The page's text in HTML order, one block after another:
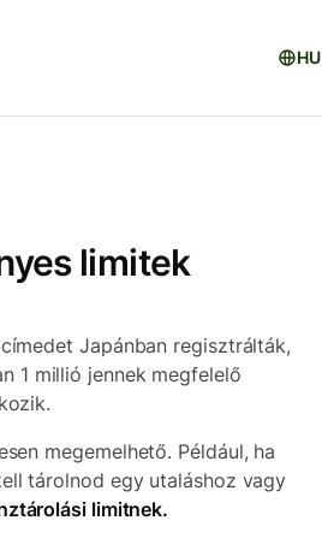
HU
limitek
Japánban regisztrálták,
1 millió jennek megfelelő
megemelhető. Például, ha
tárolnod egy utaláshoz vagy
limitnek.